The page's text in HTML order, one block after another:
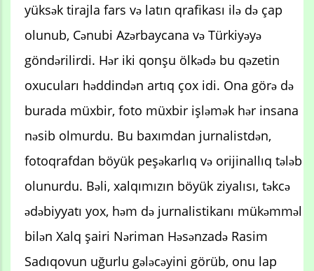
yüksək tirajla fars və latın qrafikası ilə də çap
olunub, Cənubi Azərbaycana və Türkiyəyə
göndərilirdi. Hər iki qonşu ölkədə bu qəzetin
oxucuları həddindən artıq çox idi. Ona görə də
burada müxbir, foto müxbir işləmək hər insana
nəsib olmurdu. Bu baxımdan jurnalistdən,
fotoqrafdan böyük peşəkarlıq və orijinallıq tələb
olunurdu. Bəli, xalqımızın böyük ziyalısı, təkcə
ədəbiyyatı yox, həm də jurnalistikanı mükəmməl
bilən Xalq şairi Nəriman Həsənzadə Rasim
Sadıqovun uğurlu gələcəyini görüb, onu lap